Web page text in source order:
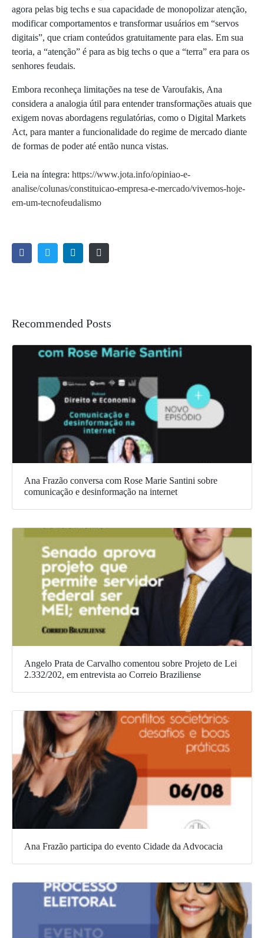
agora pelas big techs e sua capacidade de monopolizar atenção,
modificar comportamentos e transformar usuários em “servos
digitais”, que criam conteúdos gratuitamente para elas. Em sua
teoria, a “atenção” é para as big techs o que a “terra” era para os
senhores feudais.
Embora reconheça limitações na tese de Varoufakis, Ana
considera a analogia útil para entender transformações atuais que
exigem novas abordagens regulatórias, como o Digital Markets
Act, para manter a funcionalidade do regime de mercado diante
de formas de poder até então nunca vistas.
Leia na íntegra: https://www.jota.info/opiniao-e-
analise/colunas/constituicao-empresa-e-mercado/vivemos-hoje-
em-um-tecnofeudalismo
Recommended Posts
Ana Frazão conversa com Rose Marie Santini sobre
comunicação e desinformação na internet
Angelo Prata de Carvalho comentou sobre Projeto de Lei
2.332/202, em entrevista ao Correio Braziliense
Ana Frazão participa do evento Cidade da Advocacia